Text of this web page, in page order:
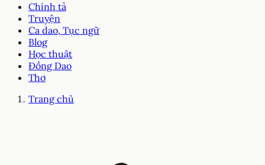
Chính tả
Truyện
Ca dao, Tục ngữ
Blog
Học thuật
Đồng Dao
Thơ
Trang chủ